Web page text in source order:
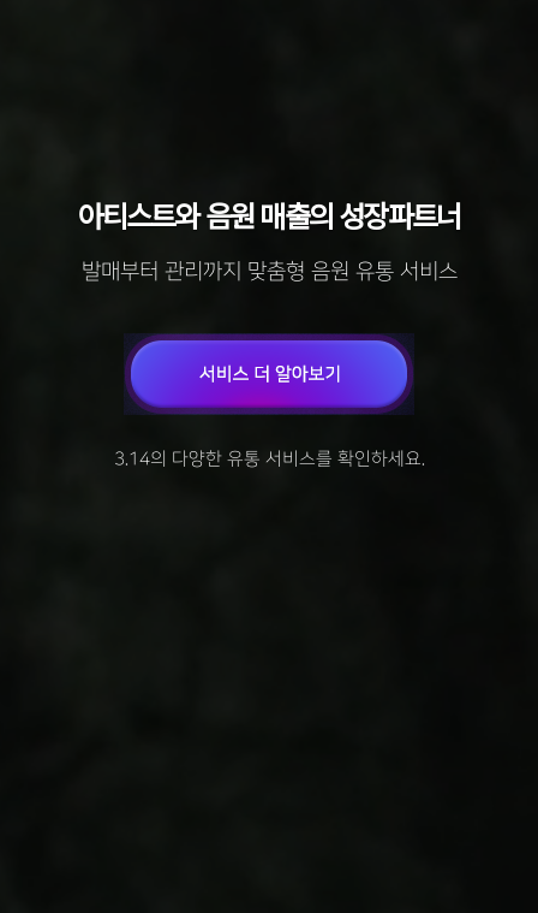
아티스트와 음원 매출의 성장파트너
발매부터 관리까지 맞춤형 음원 유통 서비스
3.14의 다양한 유통 서비스를 확인하세요.